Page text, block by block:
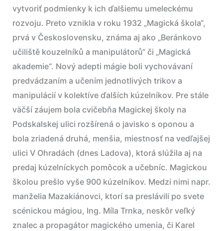
vytvoriť podmienky k ich ďalšiemu umeleckému
rozvoju. Preto vznikla v roku 1932 „Magická škola“,
prvá v Československu, známa aj ako „Beránkovo
učiliště kouzelníků a manipulátorů“ či „Magická
akademie“. Nový adepti mágie boli vychovávaní
predvádzaním a učením jednotlivých trikov a
manipulácií v kolektíve ďalších kúzelníkov. Pre stále
väčší záujem bola cvičebňa Magickej školy na
Podskalskej ulici rozšírená o javisko s oponou a
bola zriadená druhá, menšia, miestnosť na vedľajšej
ulici V Ohradách (dnes Ladova), ktorá slúžila aj na
predaj kúzelníckych pomôcok a učebníc. Magickou
školou prešlo vyše 900 kúzelníkov. Medzi nimi napr.
manželia Mazakiánovci, ktorí sa preslávili po svete
scénickou mágiou, Ing. Míla Trnka, neskôr veľký
znalec a propagátor magického umenia, či Karel